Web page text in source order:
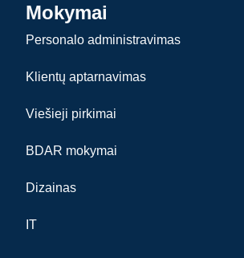
Mokymai
Personalo administravimas
Klientų aptarnavimas
Viešieji pirkimai
BDAR mokymai
Dizainas
IT